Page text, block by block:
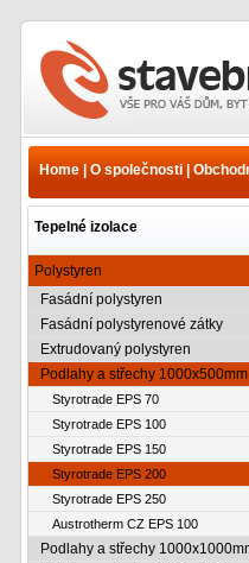
Polystyren -
Styrotrade EPS
Home| O společnosti|
Tepelné izolace
Polystyren
Fasádní polystyren
Fasádní polystyrenové zátky
Extrudovaný polystyren
Podlahy a střechy 1000x500mm
Styrotrade EPS 70
Styrotrade EPS 100
Styrotrade EPS 150
Styrotrade EPS 200
Styrotrade EPS 250
Austrotherm CZ EPS 100
Podlahy a střechy